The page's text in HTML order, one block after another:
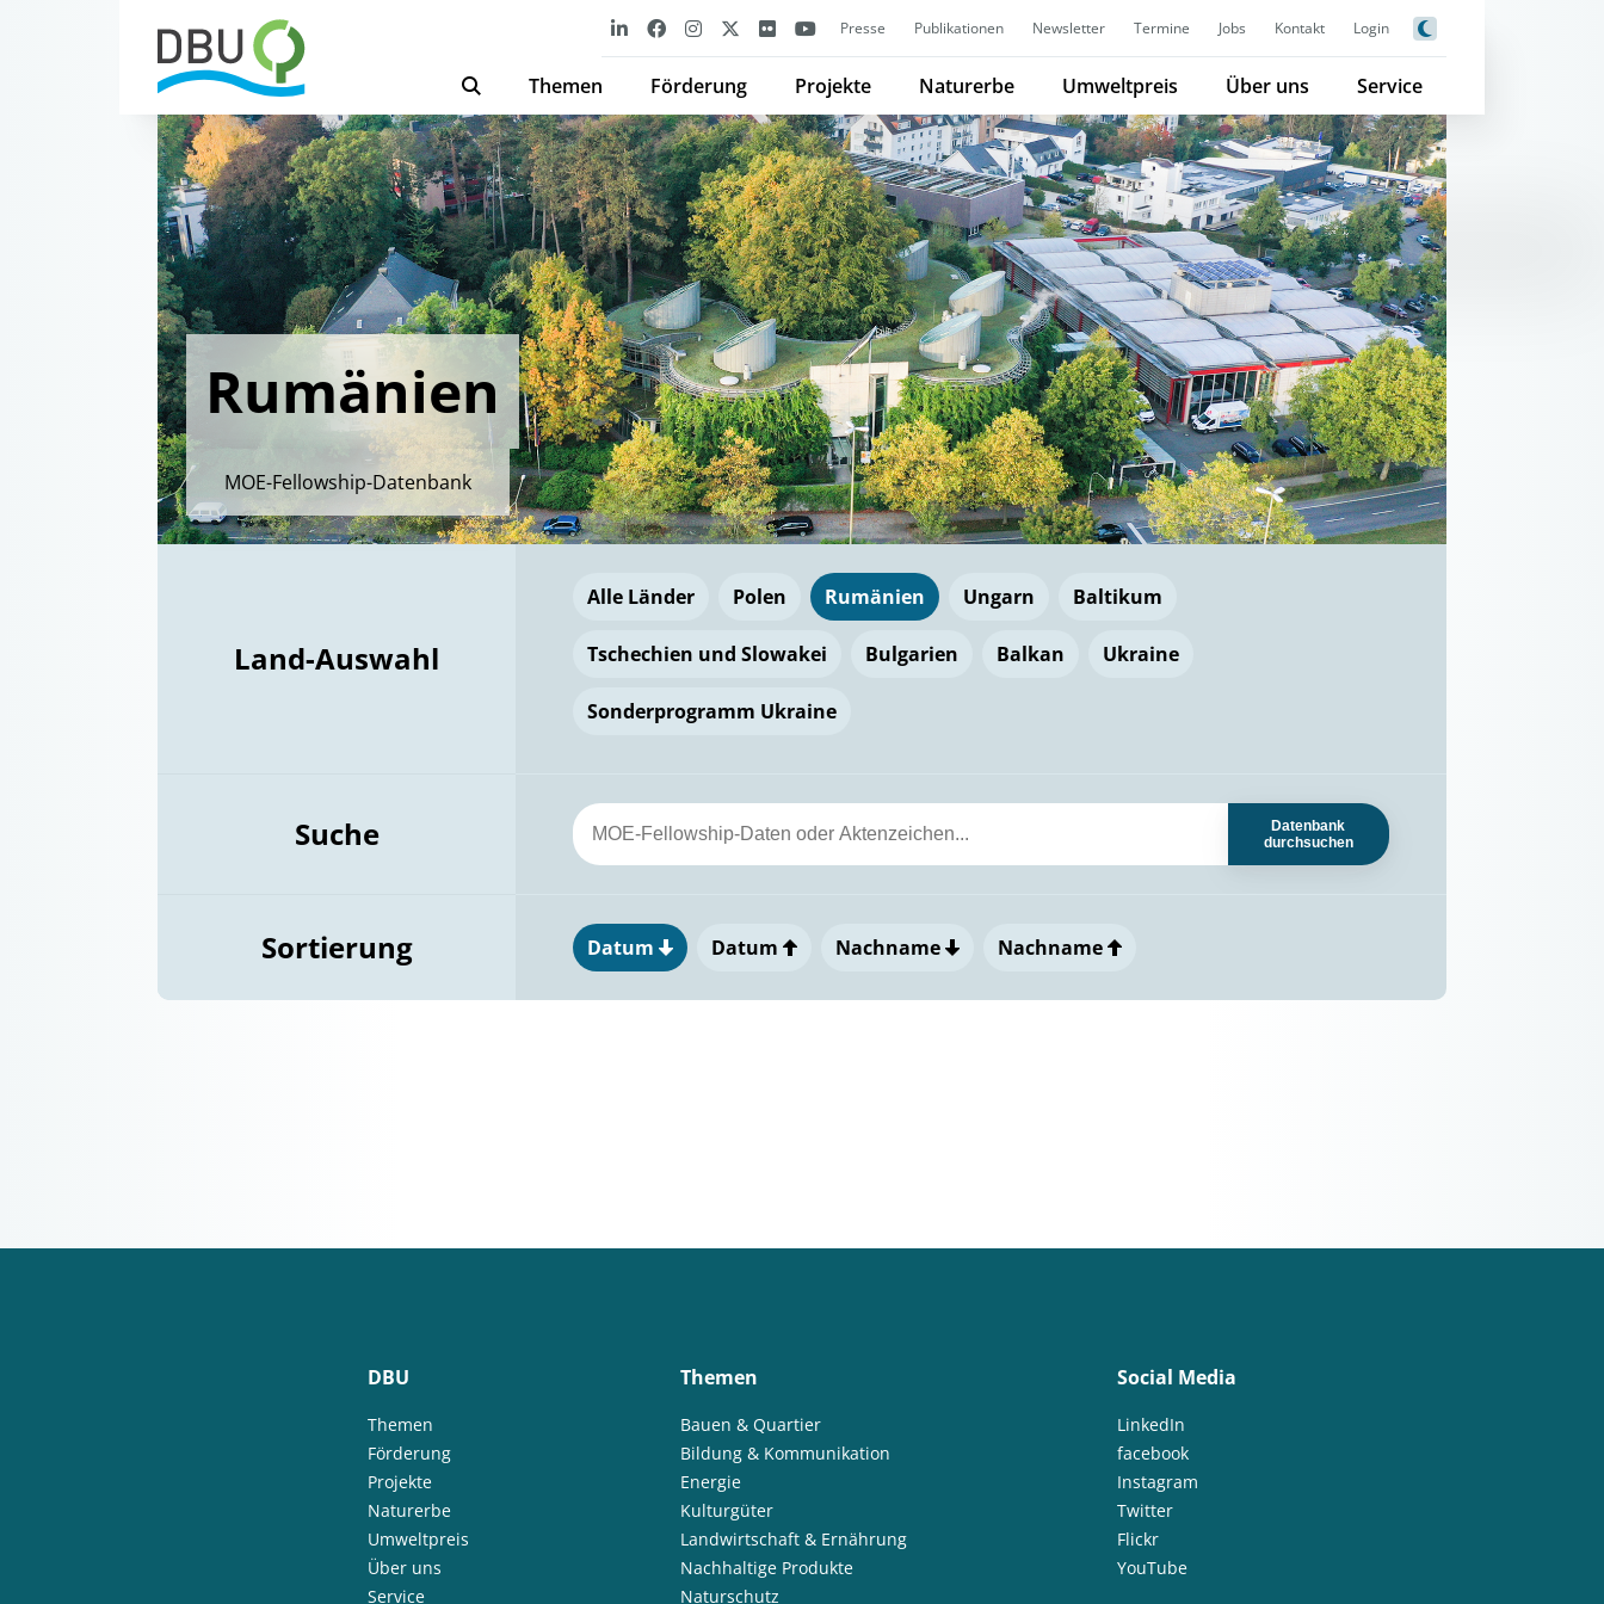
Presse Publikationen Newsletter Termine Jobs Kontakt Login
Themen Förderung Projekte Naturerbe Umweltpreis Über uns Service
Rumänien
MOE-Fellowship-Datenbank
Land-Auswahl
Alle Länder Polen Rumänien Ungarn Baltikum
Tschechien und Slowakei Bulgarien Balkan Ukraine
Sonderprogramm Ukraine
Suche
Datenbank
durchsuchen
Sortierung Datum Datum Nachname Nachname
DBU
Themen
Förderung
Projekte
Naturerbe
Umweltpreis
Über uns
Service
Themen
Bauen & Quartier
Bildung & Kommunikation
Energie
Kulturgüter
Landwirtschaft & Ernährung
Nachhaltige Produkte
Naturschutz
Social Media
LinkedIn
facebook
Instagram
Twitter
Flickr
YouTube